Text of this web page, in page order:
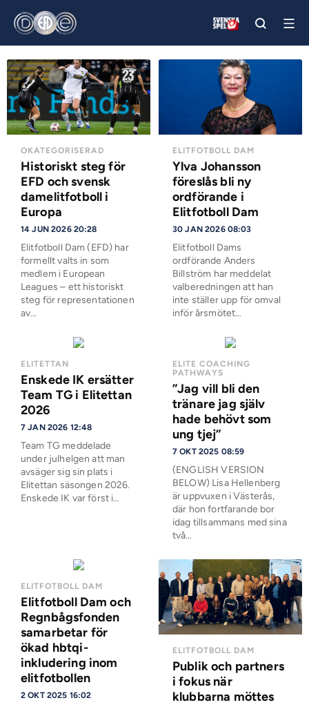
OKATEGORISERAD
Historiskt steg för
EFD och svensk
damelitfotboll i
Europa
14 JUN 2026 20:28
Elitfotboll Dam (EFD) har
formellt valts in som
medlem i European
Leagues – ett historiskt
steg för representationen
av…
ELITFOTBOLL DAM
Ylva Johansson
föreslås bli ny
ordförande i
Elitfotboll Dam
30 JAN 2026 08:03
Elitfotboll Dams
ordförande Anders
Billström har meddelat
valberedningen att han
inte ställer upp för omval
inför årsmötet…
ELITETTAN
Enskede IK ersätter
Team TG i Elitettan
2026
7 JAN 2026 12:48
Team TG meddelade
under julhelgen att man
avsäger sig sin plats i
Elitettan säsongen 2026.
Enskede IK var först i…
ELITE COACHING
PATHWAYS
”Jag vill bli den
tränare jag själv
hade behövt som
ung tjej”
7 OKT 2025 08:59
(ENGLISH VERSION
BELOW) Lisa Hellenberg
är uppvuxen i Västerås,
där hon fortfarande bor
idag tillsammans med sina
två…
ELITFOTBOLL DAM
Elitfotboll Dam och
Regnbågsfonden
samarbetar för
ökad hbtqi-
inkludering inom
elitfotbollen
2 OKT 2025 16:02
ELITFOTBOLL DAM
Publik och partners
i fokus när
klubbarna möttes